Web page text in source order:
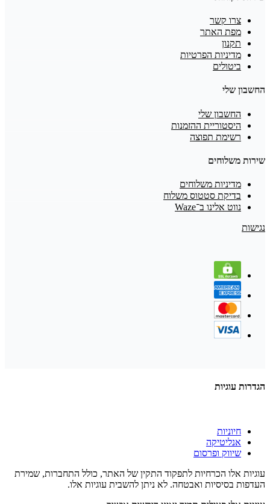
צרו קשר
מפת האתר
תקנון
מדיניות הפרטיות
ביטולים
החשבון שלי
החשבון שלי
היסטוריית ההזמנות
רשימת תפוצה
שירות משלוחים
מדיניות משלוחים
בדיקת סטטוס משלוח
נווט אלינו ב־Waze
נגישות
הגדרות עוגיות
חיוניות
אנליטיקה
שיווק ופרסום
עוגיות אלו הכרחיות לתפקוד התקין של האתר, כולל התחברות, שמירת
העדפות בסיסיות ואבטחה. לא ניתן להשבית עוגיות אלו.